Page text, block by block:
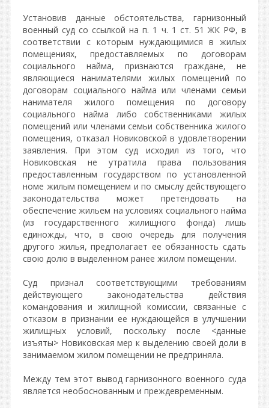
Установив данные обстоятельства, гарнизонный
военный суд со ссылкой на п. 1 ч. 1 ст. 51 ЖК РФ, в
соответствии с которым нуждающимися в жилых
помещениях, предоставляемых по договорам
социального найма, признаются граждане, не
являющиеся нанимателями жилых помещений по
договорам социального найма или членами семьи
нанимателя жилого помещения по договору
социального найма либо собственниками жилых
помещений или членами семьи собственника жилого
помещения, отказал Новиковской в удовлетворении
заявления. При этом суд исходил из того, что
Новиковская не утратила права пользования
предоставленным государством по установленной
номе жилым помещением и по смыслу действующего
законодательства может претендовать на
обеспечение жильем на условиях социального найма
(из государственного жилищного фонда) лишь
единожды, что, в свою очередь для получения
другого жилья, предполагает ее обязанность сдать
свою долю в выделенном ранее жилом помещении.
Суд признал соответствующими требованиям
действующего законодательства действия
командования и жилищной комиссии, связанные с
отказом в признании ее нуждающейся в улучшении
жилищных условий, поскольку после <данные
изъяты> Новиковская мер к выделению своей доли в
занимаемом жилом помещении не предприняла.
Между тем этот вывод гарнизонного военного суда
является необоснованным и преждевременным.